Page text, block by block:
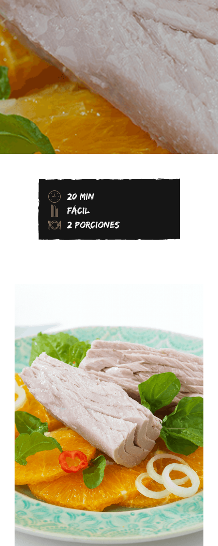
20 MIN
FÁCIL
2 PORCIONES